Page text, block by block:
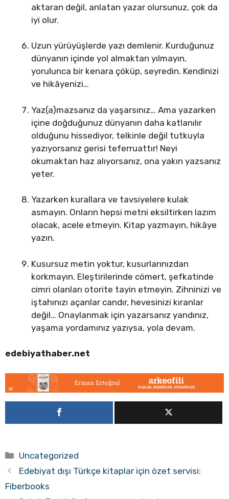
aktaran değil, anlatan yazar olursunuz, çok da
iyi olur.
Uzun yürüyüşlerde yazı demlenir. Kurduğunuz
dünyanın içinde yol almaktan yılmayın,
yorulunca bir kenara çöküp, seyredin. Kendinizi
ve hikâyenizi…
Yaz(a)mazsanız da yaşarsınız… Ama yazarken
içine doğduğunuz dünyanın daha katlanılır
olduğunu hissediyor, telkinle değil tutkuyla
yazıyorsanız gerisi teferruattır! Neyi
okumaktan haz alıyorsanız, ona yakın yazsanız
yeter.
Yazarken kurallara ve tavsiyelere kulak
asmayın. Onların hepsi metni eksiltirken lazım
olacak, acele etmeyin. Kitap yazmayın, hikâye
yazın.
Kusursuz metin yoktur, kusurlarınızdan
korkmayın. Eleştirilerinde cömert, şefkatinde
cimri olanları otorite tayin etmeyin. Zihninizi ve
iştahınızı açanlar candır, hevesinizi kıranlar
değil… Onaylanmak için yazarsanız yandınız,
yaşama yordamınız yazıysa, yola devam.
edebiyathaber.net
Kategoriler
Uncategorized
Edebiyat dışı Türkçe kitaplar için özet servisi:
Fiberbooks